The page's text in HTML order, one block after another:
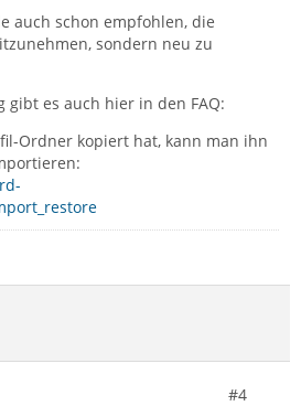
auch schon empfohlen, die
sondern neu zu
gibt es auch hier in den FAQ:
Ordner kopiert hat, kann man ihn
#4